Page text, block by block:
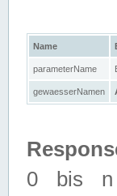
Name
parameterName
gewaesserNamen
0 bis n